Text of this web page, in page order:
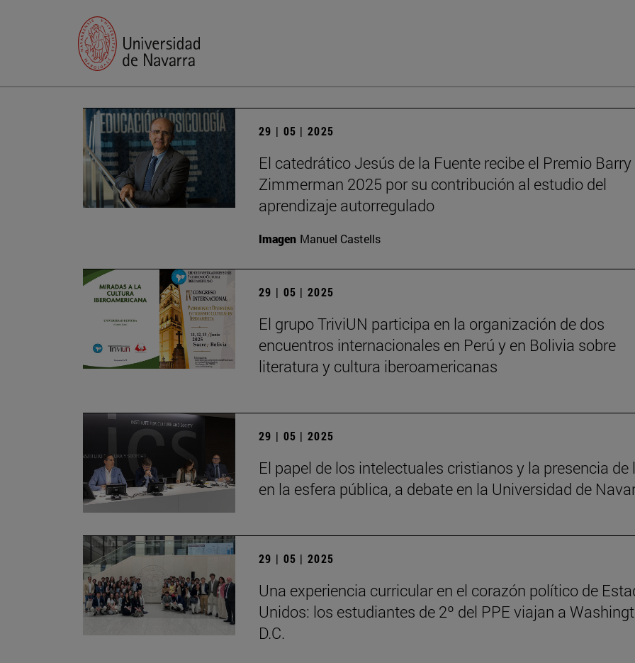
29 | 05 | 2025
El catedrático Jesús de la Fuente recibe el Premio
Zimmerman 2025 por su contribución al estudio del
aprendizaje autorregulado
Imagen Manuel Castells
29 | 05 | 2025
El grupo TriviUN participa en la organización de dos
encuentros internacionales en Perú y en Bolivia sobre
literatura y cultura iberoamericanas
29 | 05 | 2025
El papel de los intelectuales cristianos y la presencia de
en la esfera pública, a debate en la Universidad de
29 | 05 | 2025
Una experiencia curricular en el corazón político de
Unidos: los estudiantes de 2º del PPE viajan a
D.C.